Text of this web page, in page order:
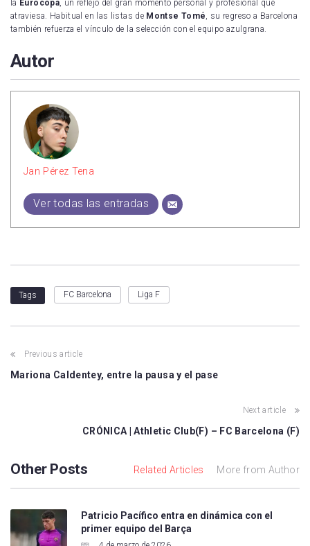
la Eurocopa, un reflejo del gran momento personal y profesional que
atraviesa. Habitual en las listas de Montse Tomé, su regreso a Barcelona
también refuerza el vínculo de la selección con el equipo azulgrana.
Autor
Jan Pérez Tena
Ver todas las entradas
Tags FC Barcelona Liga F
Previous article
Mariona Caldentey, entre la pausa y el pase
Next article
CRÓNICA | Athletic Club(F) – FC Barcelona (F)
Other Posts Related Articles More from Author
Patricio Pacífico entra en dinámica con el
primer equipo del Barça